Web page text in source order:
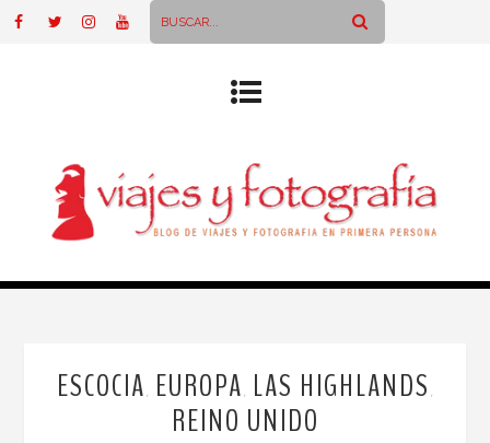
ESCOCIA EUROPA LAS HIGHLANDS
REINO UNIDO